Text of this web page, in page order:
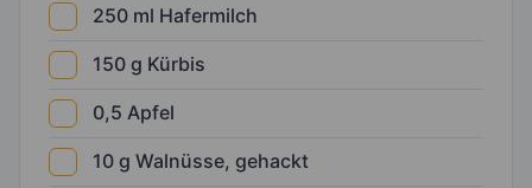
250 ml Hafermilch
150 g Kürbis
0,5 Apfel
10 g Walnüsse, gehackt